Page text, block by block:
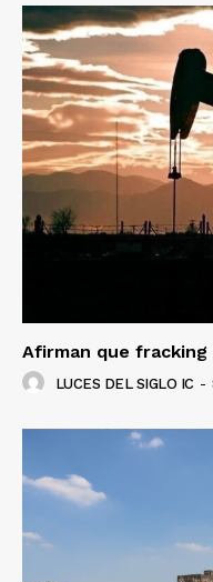
Afirman que
LUCES DEL SIGLO IC -